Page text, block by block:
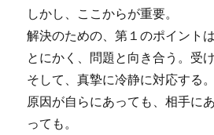
しかし、ここからが重要。
解決のための、第１のポイント
とにかく、問題と向き合う。受け
そして、真摯に冷静に対応する。
原因が自らにあっても、相手に
っても。